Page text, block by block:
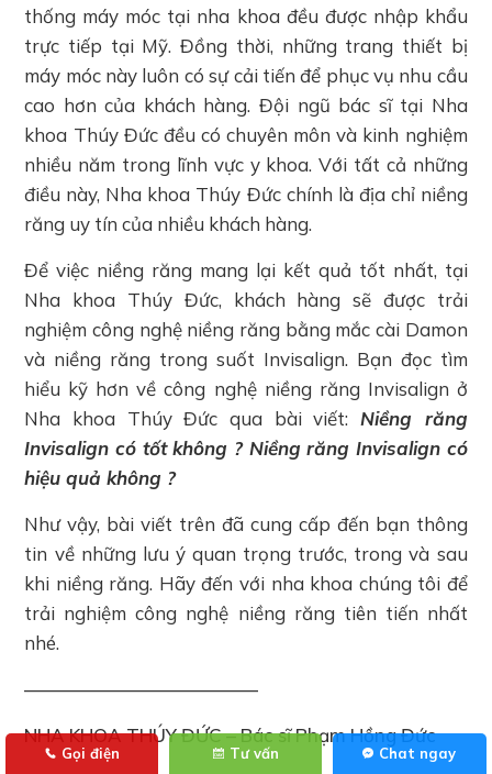
thống máy móc tại nha khoa đều được nhập khẩu
trực tiếp tại Mỹ. Đồng thời, những trang thiết bị
máy móc này luôn có sự cải tiến để phục vụ nhu cầu
cao hơn của khách hàng. Đội ngũ bác sĩ tại Nha
khoa Thúy Đức đều có chuyên môn và kinh nghiệm
nhiều năm trong lĩnh vực y khoa. Với tất cả những
điều này, Nha khoa Thúy Đức chính là địa chỉ niềng
răng uy tín của nhiều khách hàng.
Để việc niềng răng mang lại kết quả tốt nhất, tại
Nha khoa Thúy Đức, khách hàng sẽ được trải
nghiệm công nghệ niềng răng bằng mắc cài Damon
và niềng răng trong suốt Invisalign. Bạn đọc tìm
hiểu kỹ hơn về công nghệ niềng răng Invisalign ở
Nha khoa Thúy Đức qua bài viết: Niềng răng
Invisalign có tốt không ? Niềng răng Invisalign có
hiệu quả không ?
Như vậy, bài viết trên đã cung cấp đến bạn thông
tin về những lưu ý quan trọng trước, trong và sau
khi niềng răng. Hãy đến với nha khoa chúng tôi để
trải nghiệm công nghệ niềng răng tiên tiến nhất
nhé.
————————————–
NHA KHOA THÚY ĐỨC – Bác sĩ Phạm Hồng Đức
Gọi điện Tư vấn Chat ngay